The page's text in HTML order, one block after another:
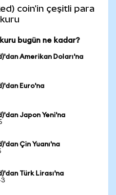
coin'in çeşitli para
bugün ne kadar?
Amerikan Doları'na
Euro'na
Japon Yeni'na
Çin Yuanı'na
Türk Lirası'na